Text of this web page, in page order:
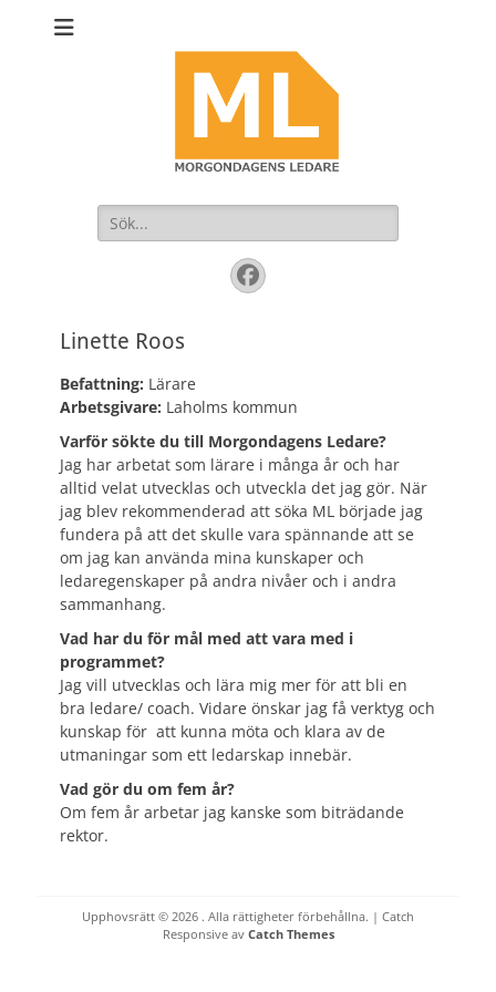
Sök
efter:
Facebook
Linette Roos
Befattning: Lärare
Arbetsgivare: Laholms kommun
Varför sökte du till Morgondagens Ledare?
Jag har arbetat som lärare i många år och har
alltid velat utvecklas och utveckla det jag gör. När
jag blev rekommenderad att söka ML började jag
fundera på att det skulle vara spännande att se
om jag kan använda mina kunskaper och
ledaregenskaper på andra nivåer och i andra
sammanhang.
Vad har du för mål med att vara med i
programmet?
Jag vill utvecklas och lära mig mer för att bli en
bra ledare/ coach. Vidare önskar jag få verktyg och
kunskap för att kunna möta och klara av de
utmaningar som ett ledarskap innebär.
Vad gör du om fem år?
Om fem år arbetar jag kanske som biträdande
rektor.
Upphovsrätt © 2026 . Alla rättigheter förbehållna. | Catch
Responsive av Catch Themes